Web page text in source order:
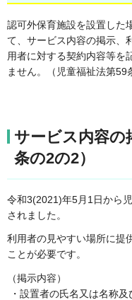
認可外保育施設を設置した
て、サービス内容の掲示、
用者に対する契約内容等を
ません。（児童福祉法第59
サービス内容の
条の2の2）
令和3(2021)年5月1日から
されました。
利用者の見やすい場所に提
ことが必要です。
（掲示内容）
・設置者の氏名又は名称